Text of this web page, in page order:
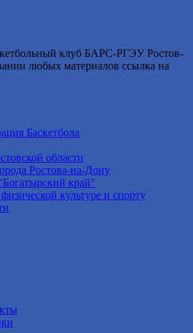
клуб БАРС-РГЭУ Ростов-
любых материалов ссылка на
Баскетбола
области
Ростова-на-Дону
край"
культуре и спорту